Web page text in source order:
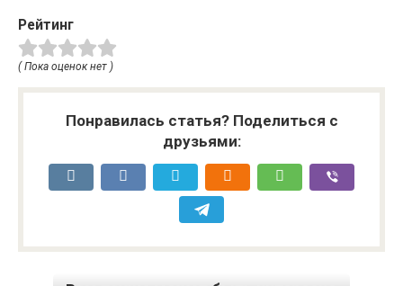
Рейтинг
( Пока оценок нет )
Понравилась статья? Поделиться с
друзьями: